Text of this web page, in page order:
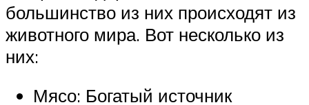
большинство из них происходят из
животного мира. Вот несколько из
них:
Мясо: Богатый источник